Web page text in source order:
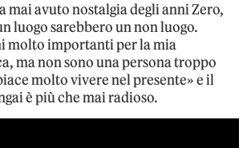
mai avuto nostalgia degli anni Zero,
luogo sarebbero un non luogo.
molto importanti per la mia
ma non sono una persona troppo
molto vivere nel presente» e il
è più che mai radioso.